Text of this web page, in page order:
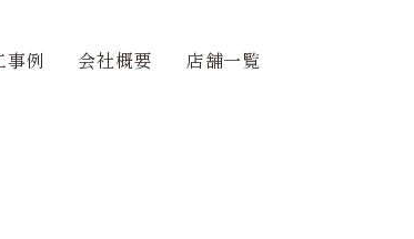
事例 会社概要 店舗一覧